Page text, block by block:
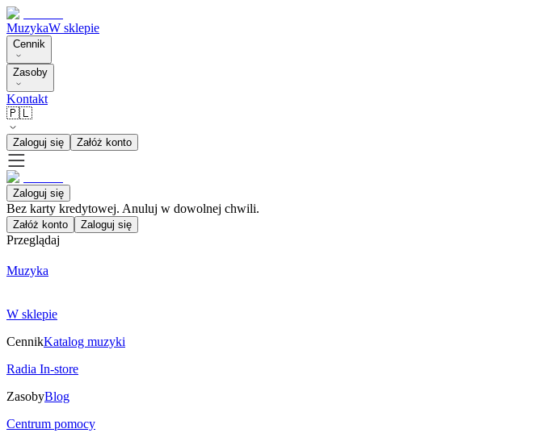
MuzykaW sklepie
Cennik
Zasoby
Kontakt
🇵🇱
Zaloguj się Załóż konto
Zaloguj się
Bez karty kredytowej. Anuluj w dowolnej chwili.
Załóż konto Zaloguj się
Przeglądaj
Muzyka
W sklepie
CennikKatalog muzyki
Radia In-store
ZasobyBlog
Centrum pomocy